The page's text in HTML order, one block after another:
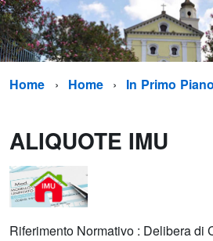
Home Home In Primo Piano
ALIQUOTE IMU
Riferimento Normativo : Delibera di